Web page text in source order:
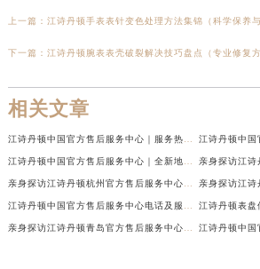
上一篇： 江诗丹顿手表表针变色处理方法集锦（科学保养
下一篇： 江诗丹顿腕表表壳破裂解决技巧盘点（专业修复
相关文章